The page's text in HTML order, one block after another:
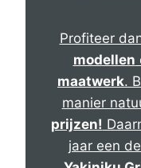
Profiteer
modellen
maatwerk.
manier
prijzen!
jaar een